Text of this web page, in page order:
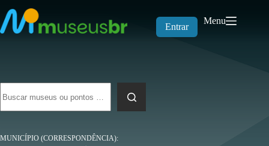
para
o
conteúdo
Entrar
Menu
resultados
MUNICÍPIO (CORRESPONDÊNCIA)